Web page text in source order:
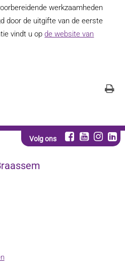
werkzaamheden
door de uitgifte van de eerste
vindt u opde website van
Volg ons